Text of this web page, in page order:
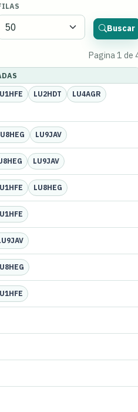
Buscar
Pagina 1 de
LU2HDT
LU4AGR
LU9JAV
LU9JAV
LU8HEG